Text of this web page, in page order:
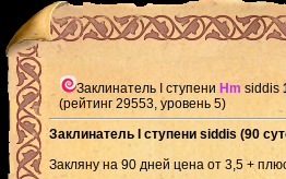
Заклинатель I ступени Hm siddis
(рейтинг 29553, уровень 5)
Заклинатель I ступени siddis (90
Закляну на 90 дней цена от 3,5 +